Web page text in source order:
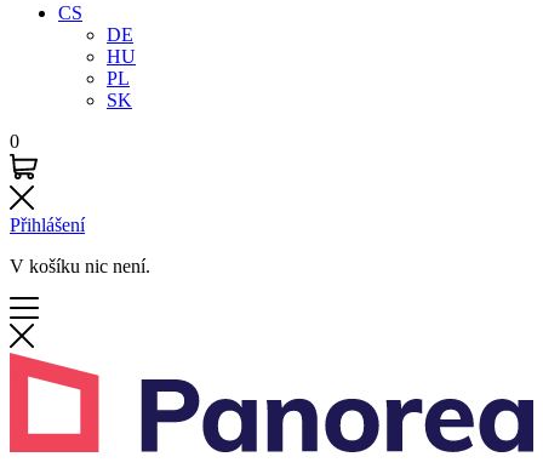
CS
DE
HU
PL
SK
0
Přihlášení
V košíku nic není.